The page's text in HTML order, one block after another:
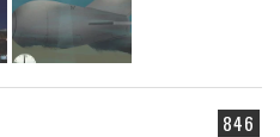
846